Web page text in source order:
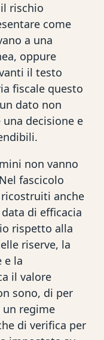
rischio
come
a una
oppure
il testo
fiscale questo
dato non
decisione e
non vanno
fascicolo
anche
di efficacia
rispetto alla
riserve, la
e la
il valore
sono, di per
un regime
di verifica per